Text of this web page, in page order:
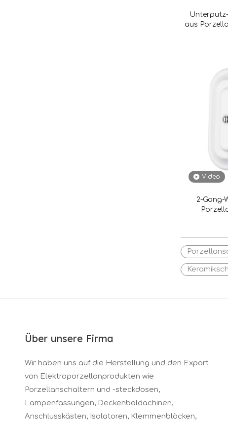
aus
Video
2-Gang-
Über unsere Firma
Wir haben uns auf die Herstellung und den Export
von Elektroporzellanprodukten wie
Porzellanschaltern und -steckdosen,
Lampenfassungen, Deckenbaldachinen,
Anschlusskästen, Isolatoren, Klemmenblöcken,